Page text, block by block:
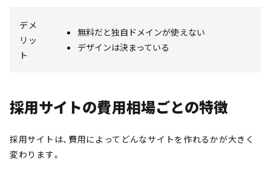
デメ
リッ
ト
無料だと独自ドメインが使えない
デザインは決まっている
採用サイトの費用相場ごとの特徴
採用サイトは、費用によってどんなサイトを作れるかが大きく
変わります。